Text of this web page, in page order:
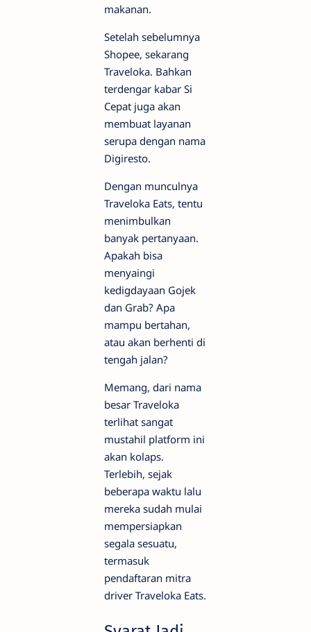
makanan.
Setelah sebelumnya
Shopee, sekarang
Traveloka. Bahkan
terdengar kabar Si
Cepat juga akan
membuat layanan
serupa dengan nama
Digiresto.
Dengan munculnya
Traveloka Eats, tentu
menimbulkan
banyak pertanyaan.
Apakah bisa
menyaingi
kedigdayaan Gojek
dan Grab? Apa
mampu bertahan,
atau akan berhenti di
tengah jalan?
Memang, dari nama
besar Traveloka
terlihat sangat
mustahil platform ini
akan kolaps.
Terlebih, sejak
beberapa waktu lalu
mereka sudah mulai
mempersiapkan
segala sesuatu,
termasuk
pendaftaran mitra
driver Traveloka Eats.